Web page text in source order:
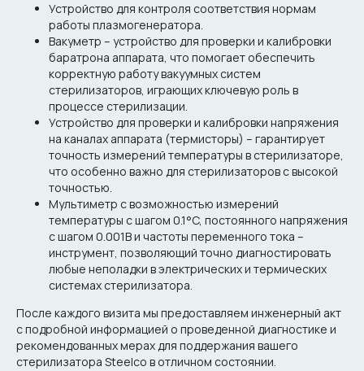
Устройство для контроля соответствия нормам
работы плазмогенератора.
Вакуметр – устройство для проверки и калибровки
баратрона аппарата, что помогает обеспечить
корректную работу вакуумных систем
стерилизаторов, играющих ключевую роль в
процессе стерилизации.
Устройство для проверки и калибровки напряжения
на каналах аппарата (термисторы) – гарантирует
точность измерений температуры в стерилизаторе,
что особенно важно для стерилизаторов с высокой
точностью.
Мультиметр с возможностью измерений
температуры с шагом 0.1°C, постоянного напряжения
с шагом 0.001В и частоты переменного тока –
инструмент, позволяющий точно диагностировать
любые неполадки в электрических и термических
системах стерилизатора.
После каждого визита мы предоставляем инженерный акт
с подробной информацией о проведенной диагностике и
рекомендованных мерах для поддержания вашего
стерилизатора Steelco в отличном состоянии.